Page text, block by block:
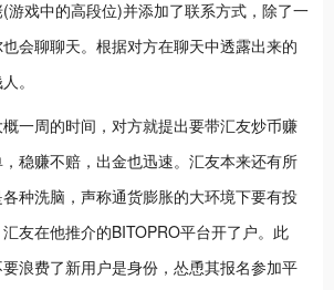
游戏中的高段位)并添加了联系方式，除了一
会聊聊天。根据对方在聊天中透露出来的
。
周的时间，对方就提出要带汇友炒币赚
稳赚不赔，出金也迅速。汇友本来还有所
种洗脑，声称通货膨胀的大环境下要有投
友在他推介的BITOPRO平台开了户。此
浪费了新用户是身份，怂恿其报名参加平